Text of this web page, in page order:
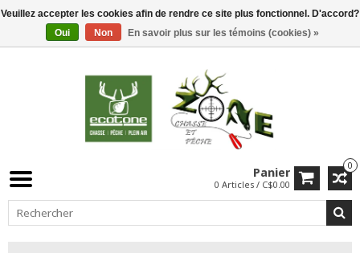
0
Panier
0 Articles / C$0.00
Veuillez accepter les cookies afin de rendre ce site plus fonctionnel. D'accord?
Oui
Non En savoir plus sur les témoins (cookies) »